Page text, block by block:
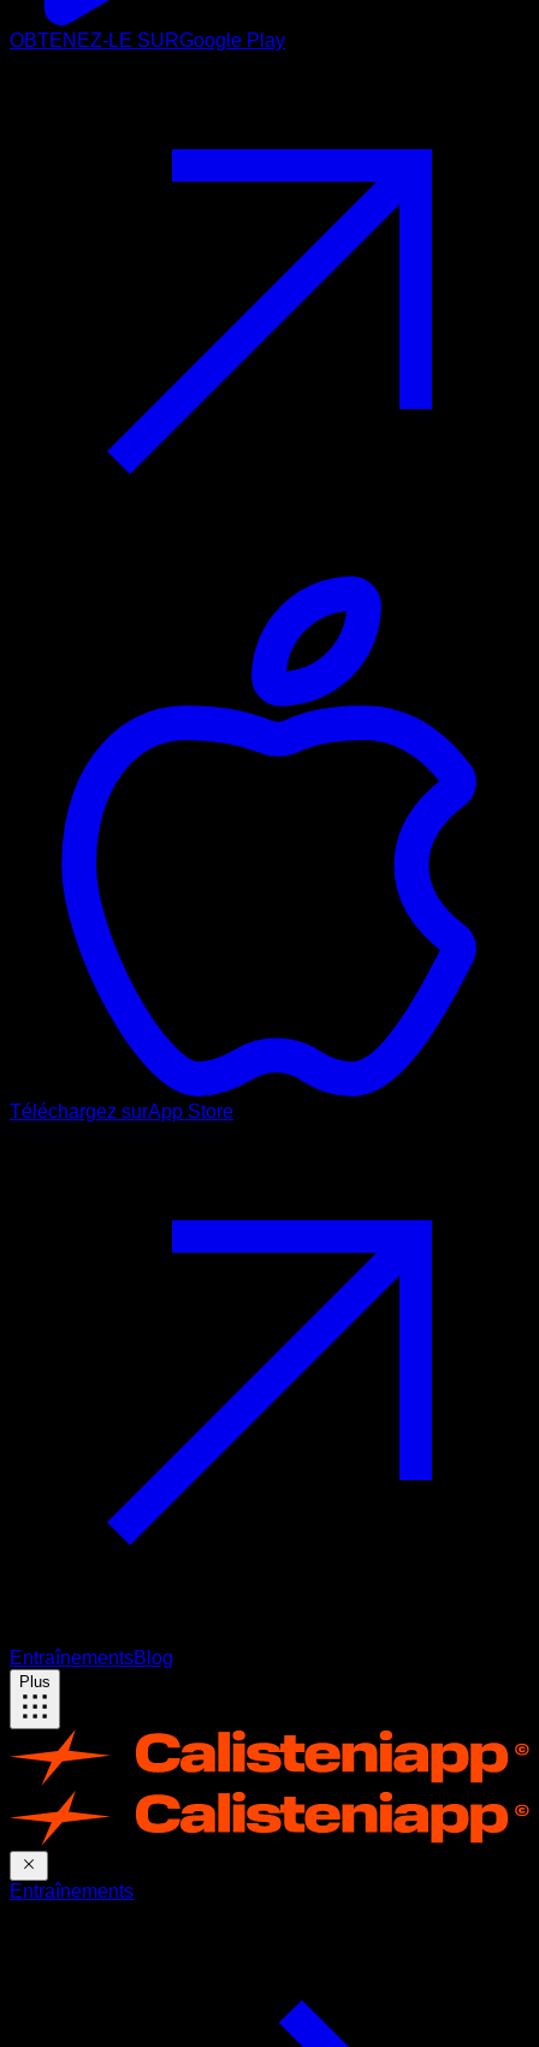
OBTENEZ-LE SURGoogle Play
Téléchargez surApp Store
EntraînementsBlog
Plus
Entraînements